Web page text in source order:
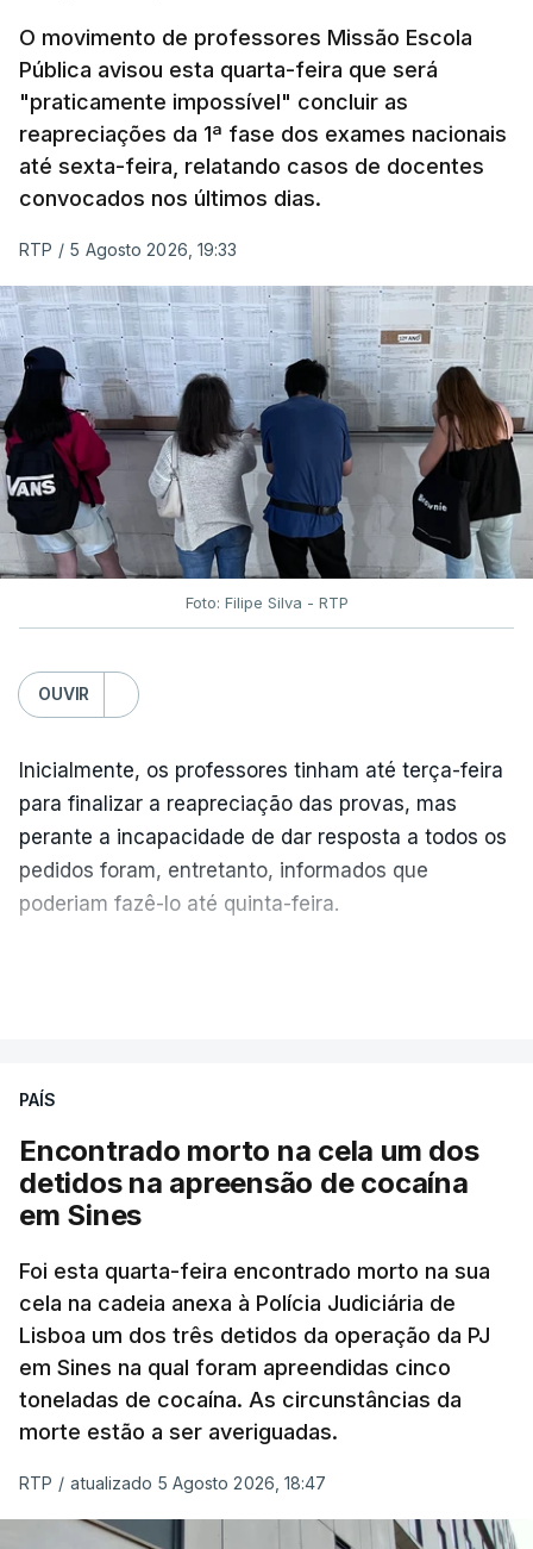
O movimento de professores Missão Escola
Pública avisou esta quarta-feira que será
"praticamente impossível" concluir as
reapreciações da 1ª fase dos exames nacionais
até sexta-feira, relatando casos de docentes
convocados nos últimos dias.
RTP / 5 Agosto 2026, 19:33
Foto: Filipe Silva - RTP
OUVIR
Inicialmente, os professores tinham até terça-feira
para finalizar a reapreciação das provas, mas
perante a incapacidade de dar resposta a todos os
pedidos foram, entretanto, informados que
poderiam fazê-lo até quinta-feira.
No domingo, estavam concluídos cerca de 50 por
cento dos mais de 20 mil pedidos de reapreciação,
mas Cristina Mota, porta-voz da Missão Escola
Pública, tem dúvidas de que o processo esteja
"Durante o fim de semana e nos últimos dias,
apercebamo-nos que ainda estão a ser
convocados professores para reapreciações"
disse a professora à agência Lusa."Será
praticamente impossível termos a totalidade
Segundo os docentes, o processo de reapreciação
PAÍS
Encontrado morto na cela um dos
detidos na apreensão de cocaína
em Sines
Foi esta quarta-feira encontrado morto na sua
cela na cadeia anexa à Polícia Judiciária de
Lisboa um dos três detidos da operação da PJ
em Sines na qual foram apreendidas cinco
toneladas de cocaína. As circunstâncias da
morte estão a ser averiguadas.
RTP / atualizado 5 Agosto 2026, 18:47